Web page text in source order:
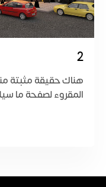
2
هناك حقيقة مثبتة
المقروء لصفحة ما